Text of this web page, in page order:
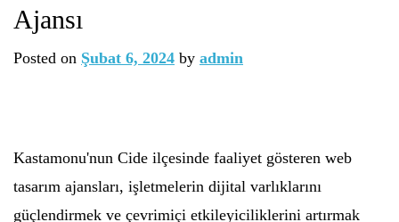
Ajansı
Posted on Şubat 6, 2024 by admin
Kastamonu'nun Cide ilçesinde faaliyet gösteren web
tasarım ajansları, işletmelerin dijital varlıklarını
güçlendirmek ve çevrimiçi etkileyiciliklerini artırmak